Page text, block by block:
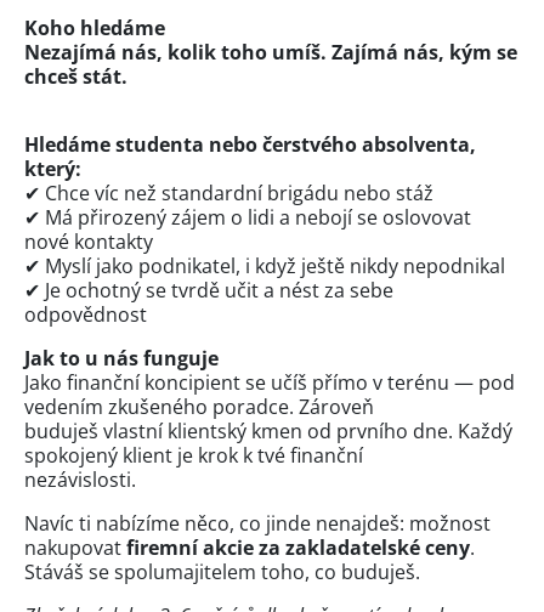
Koho hledáme
Nezajímá nás, kolik toho umíš. Zajímá nás, kým se
chceš stát.
Hledáme studenta nebo čerstvého absolventa,
který:
✔ Chce víc než standardní brigádu nebo stáž
✔ Má přirozený zájem o lidi a nebojí se oslovovat
nové kontakty
✔ Myslí jako podnikatel, i když ještě nikdy nepodnikal
✔ Je ochotný se tvrdě učit a nést za sebe
odpovědnost
Jak to u nás funguje
Jako finanční koncipient se učíš přímo v terénu — pod
vedením zkušeného poradce. Zároveň
buduješ vlastní klientský kmen od prvního dne. Každý
spokojený klient je krok k tvé finanční
nezávislosti.
Navíc ti nabízíme něco, co jinde nenajdeš: možnost
nakupovatfiremní akcie za zakladatelské ceny.
Stáváš se spolumajitelem toho, co buduješ.